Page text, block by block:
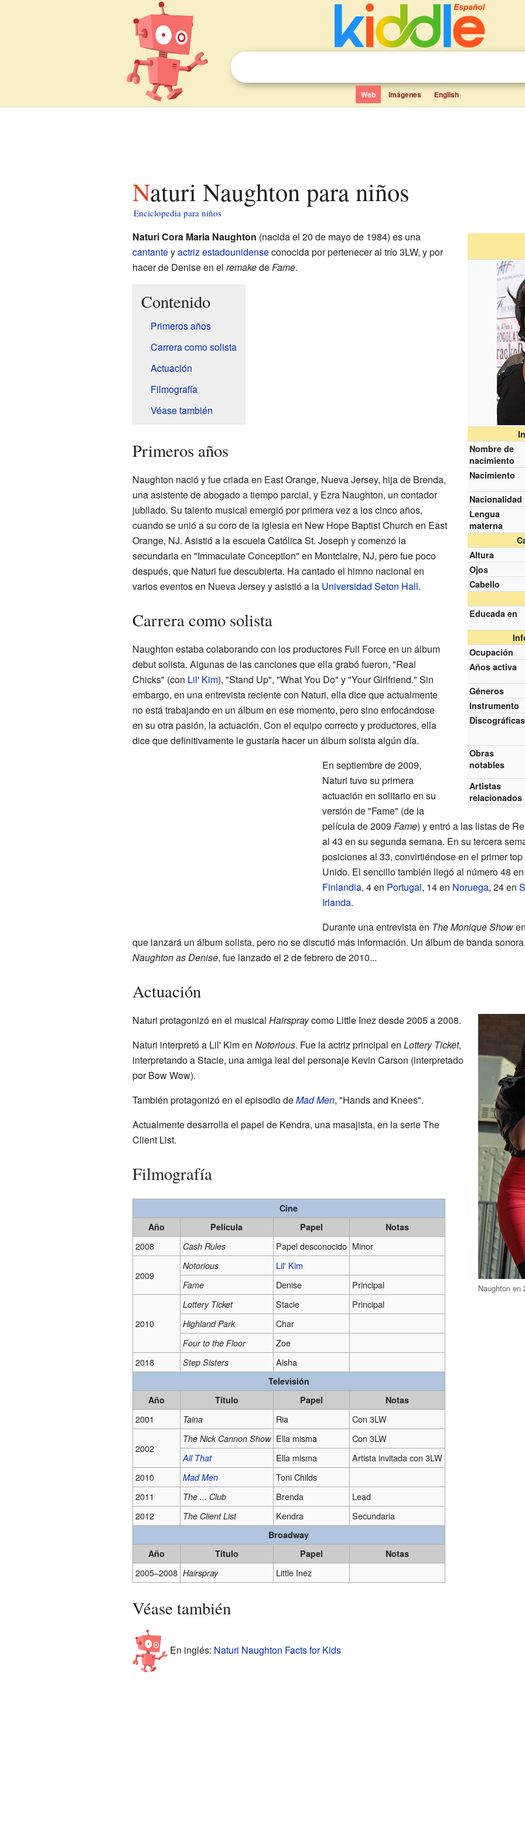
Web Imágenes English
Naturi Naughton para niños
Enciclopedia para niños
Nombre de
nacimiento
Nacimiento
Nacionalidad
Lengua
materna
Altura
Ojos
Cabello
Educada en
Ocupación
Años activa
Géneros
Instrumento
Discográficas
Obras
notables
Artistas
relacionados
Naturi Cora Maria Naughton (nacida el 20 de mayo de 1984) es una
cantanteyactrizestadounidenseconocida por pertenecer al trío 3LW, y por
hacer de Denise en el remakedeFame.
Contenido
Primeros años
Carrera como solista
Actuación
Filmografía
Véase también
Primeros años
Naughton nació y fue criada en East Orange, Nueva Jersey, hija de Brenda,
una asistente de abogado a tiempo parcial, y Ezra Naughton, un contador
jubilado. Su talento musical emergió por primera vez a los cinco años,
cuando se unió a su coro de la iglesia en New Hope Baptist Church en East
Orange, NJ. Asistió a la escuela Católica St. Joseph y comenzó la
secundaria en "Immaculate Conception" en Montclaire, NJ, pero fue poco
después, que Naturi fue descubierta. Ha cantado el himno nacional en
varios eventos en Nueva Jersey y asistió a la Universidad Seton Hall.
Carrera como solista
Naughton estaba colaborando con los productores Full Force en un álbum
debut solista. Algunas de las canciones que ella grabó fueron, "Real
Chicks" (con Lil' Kim), "Stand Up", "What You Do" y "Your Girlfriend." Sin
embargo, en una entrevista reciente con Naturi, ella dice que actualmente
no está trabajando en un álbum en ese momento, pero sino enfocándose
en su otra pasión, la actuación. Con el equipo correcto y productores, ella
dice que definitivamente le gustaría hacer un álbum solista algún día.
En septiembre de 2009,
Naturi tuvo su primera
actuación en solitario en su
versión de "Fame" (de la
película de 2009 Fame) y entró a las listas de
al 43 en su segunda semana. En su tercera
posiciones al 33, convirtiéndose en el primer
Unido. El sencillo también llegó al número 48
Finlandia, 4 en Portugal, 14 en Noruega, 24 en
Irlanda.
Durante una entrevista en The Monique Show
que lanzará un álbum solista, pero no se discutió más información. Un álbum de banda
Naughton as Denise, fue lanzado el 2 de febrero de 2010...
Actuación
Naughton en
Naturi protagonizó en el musical Hairspraycomo Little Inez desde 2005 a 2008.
Naturi interpretó a Lil' Kim en Notorious. Fue la actriz principal en Lottery Ticket,
interpretando a Stacie, una amiga leal del personaje Kevin Carson (interpretado
por Bow Wow).
También protagonizó en el episodio deMad Men, "Hands and Knees".
Actualmente desarrolla el papel de Kendra, una masajista, en la serie The
Client List.
Filmografía
Cine
Año
Película Papel Notas
2008 Cash Rules Papel desconocido Minor
2009
Notorious Lil' Kim
Fame Denise Principal
2010
Lottery Ticket Stacie Principal
Highland Park Char
Four to the Floor
Zoe
2018
Step Sisters Aisha
Televisión
Año
Título Papel Notas
2001 Taina Ria Con 3LW
2002
The Nick Cannon Show Ella misma Con 3LW
All That Ella misma
Artista invitada con 3LW
2010
Mad Men
Toni Childs
2011
The ... Club Brenda
Lead
2012
The Client List Kendra Secundaria
Broadway
Año
Título Papel Notas
2005–2008 Hairspray Little Inez
Véase también
En inglés: Naturi Naughton Facts for Kids